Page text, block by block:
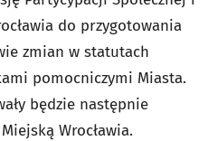
do przygotowania
zmian w statutach
pomocniczymi Miasta.
będzie następnie
Wrocławia.